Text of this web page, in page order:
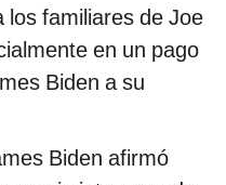
los familiares de Joe
en un pago
Biden a su
Biden afirmó